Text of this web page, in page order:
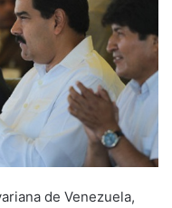
de Venezuela,